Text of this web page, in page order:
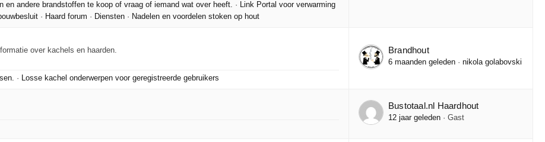
en andere brandstoffen te koop of vraag of iemand wat over heeft. · Link Portal voor verwarming
· Haard forum · Diensten · Nadelen en voordelen stoken op hout
over kachels en haarden.
· Losse kachel onderwerpen voor geregistreerde gebruikers
Brandhout
6 maanden geleden · nikola golabovski
Bustotaal.nl Haardhout
12 jaar geleden · Gast